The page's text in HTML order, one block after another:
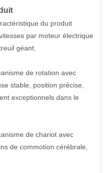
du produit
par moteur électrique
géant.
de rotation avec
stable, position précise,
exceptionnels dans le
de chariot avec
de commotion cérébrale,